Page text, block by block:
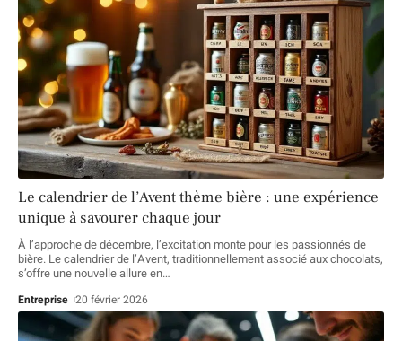
Le calendrier de l’Avent thème bière : une expérience
unique à savourer chaque jour
À l’approche de décembre, l’excitation monte pour les passionnés de
bière. Le calendrier de l’Avent, traditionnellement associé aux chocolats,
s’offre une nouvelle allure en…
Entreprise 20 février 2026